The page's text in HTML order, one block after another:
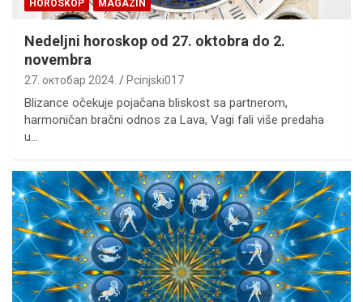
HOROSKOP MAGAZIN
Nedeljni horoskop od 27. oktobra do 2.
novembra
27. октобар 2024. Pcinjski017
Blizance očekuje pojačana bliskost sa partnerom,
harmoničan bračni odnos za Lava, Vagi fali više predaha
u…